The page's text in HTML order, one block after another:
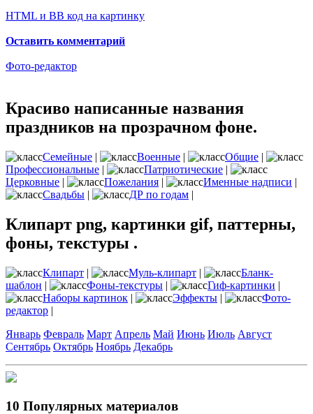
HTML и BB код на картинку
Оставить комментарий
Фото-редактор
Красиво написанные названия
праздников на прозрачном фоне.
Семейные | Военные | Общие |
Профессиональные | Патриотические |
Церковные | Пожелания | Именные надписи |
Свадьбы | ДР по годам |
Клипарт png, картинки gif, паттерны,
фоны, текстуры .
Клипарт | Муль-клипарт |
Бланк-
шаблон | Фоны-текстуры | Гиф-картинки |
Наборы картинок | Эффекты |
Фото-
редактор |
Январь Февраль Март Апрель Май Июнь Июль Август
Сентябрь Октябрь Ноябрь Декабрь
10 Популярных материалов